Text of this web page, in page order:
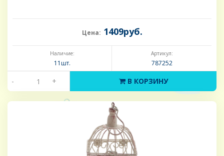
Цена: 1409руб.
Наличие:
11шт.
Артикул:
787252
- + В КОРЗИНУ